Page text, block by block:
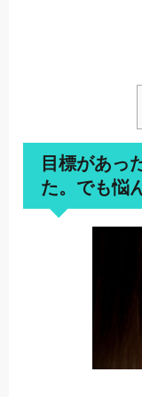
目標があっ
た。でも悩